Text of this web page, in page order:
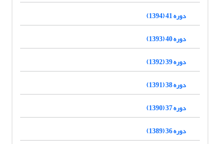
دوره 41 (1394)
دوره 40 (1393)
دوره 39 (1392)
دوره 38 (1391)
دوره 37 (1390)
دوره 36 (1389)